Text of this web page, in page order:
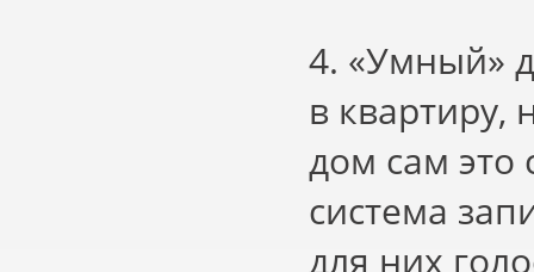
4. «Умный»
в квартиру,
дом сам это
система
для них